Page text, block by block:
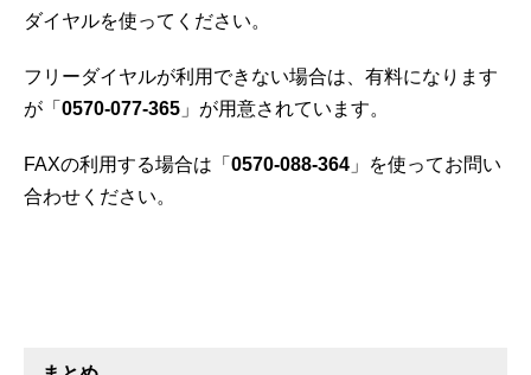
ダイヤルを使ってください。
フリーダイヤルが利用できない場合は、有料になります
が「 0570-077-365 」が用意されています。
FAXの利用する場合は「 0570-088-364 」を使ってお問い
合わせください。